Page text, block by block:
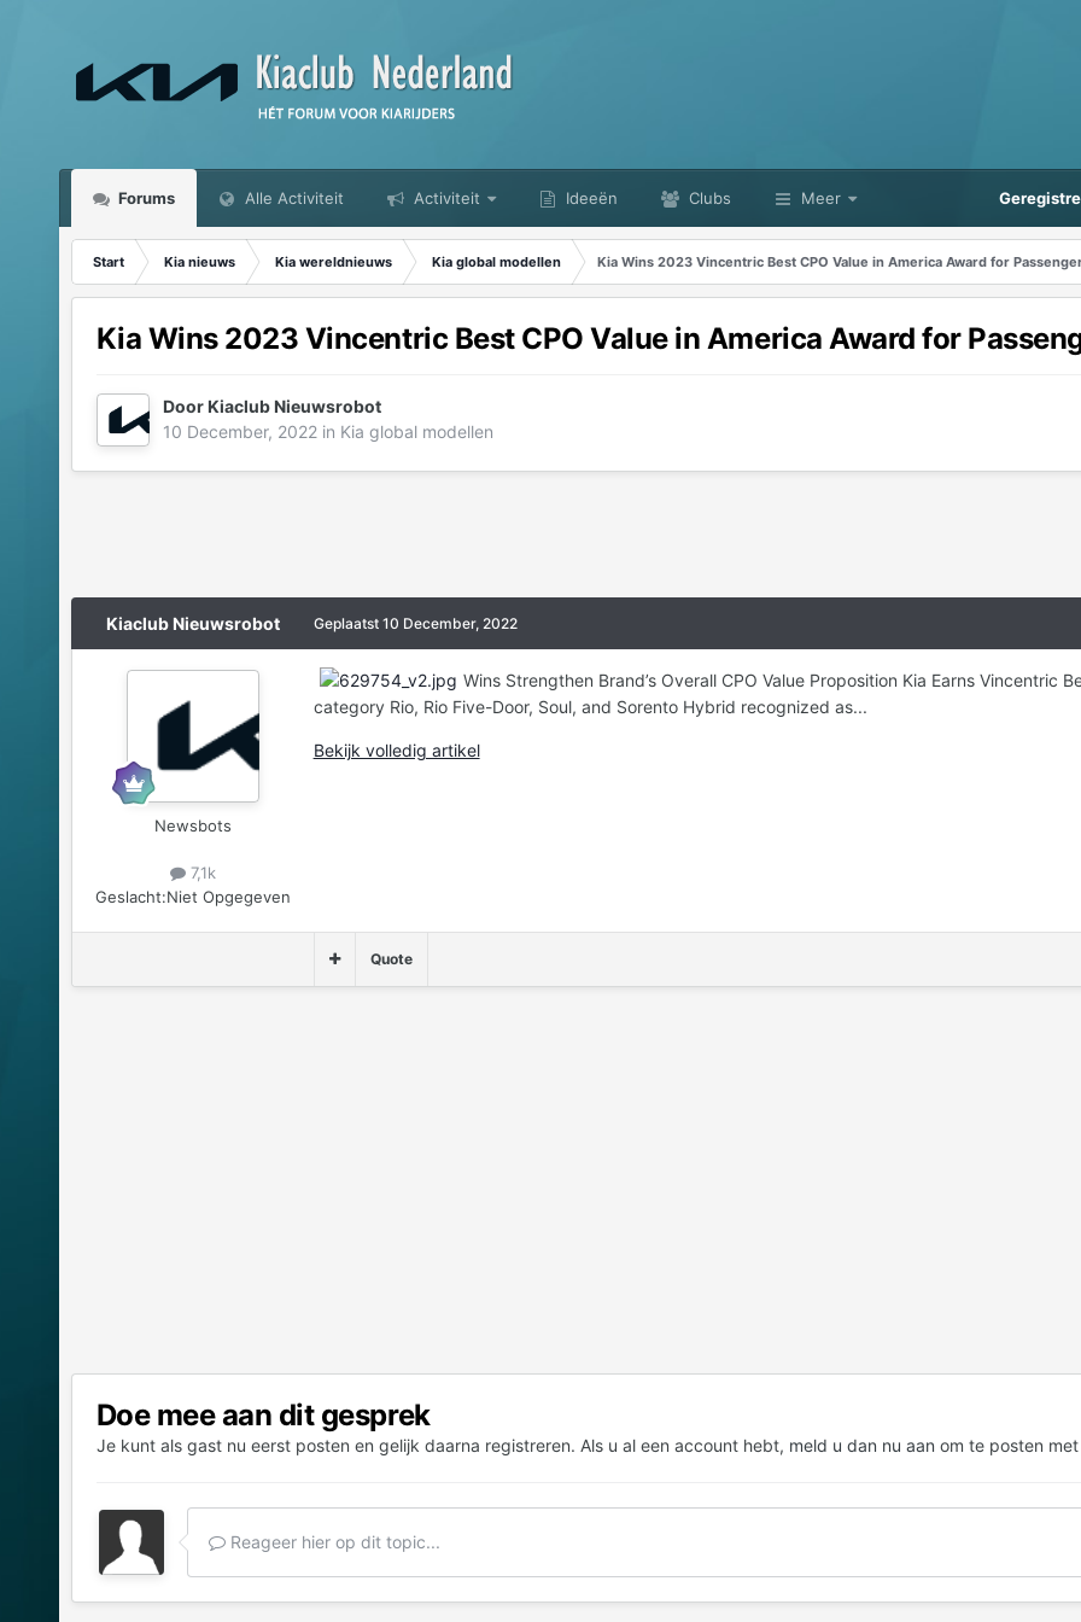
Forums Alle Activiteit Activiteit Ideeën Clubs Meer
Start Kia nieuws Kia wereldnieuws Kia global modellen Kia Wins 2023 Vincentric Best CPO Value in America Award for
Kia Wins 2023 Vincentric Best CPO Value in America Award for
DoorKiaclub Nieuwsrobot
10 December, 2022in Kia global modellen
Kiaclub Nieuwsrobot
Newsbots
7,1k
Geslacht:Niet Opgegeven
Geplaatst 10 December, 2022
Wins Strengthen Brand’s Overall CPO Value Proposition Kia Earns Vincentric
category Rio, Rio Five-Door, Soul, and Sorento Hybrid recognized as...
Bekijk volledig artikel
Quote
Doe mee aan dit gesprek
Je kunt als gast nu eerst posten en gelijk daarna registreren. Als u al een account hebt, meld u dan nu aan om te posten
Reageer hier op dit topic...